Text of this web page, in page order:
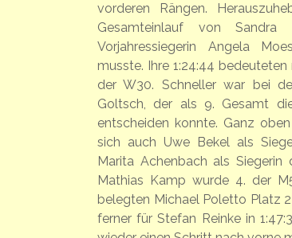
vorderen Rängen.
Gesamteinlauf von
Vorjahressiegerin Angela
musste. Ihre 1:24:44
der W30. Schneller war bei
Goltsch, der als 9. Gesamt
entscheiden konnte. Ganz
sich auch Uwe Bekel als
Marita Achenbach als Siegerin
Mathias Kamp wurde 4. der
belegten Michael Poletto Platz
ferner für Stefan Reinke in